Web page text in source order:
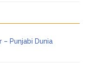
– Punjabi Dunia